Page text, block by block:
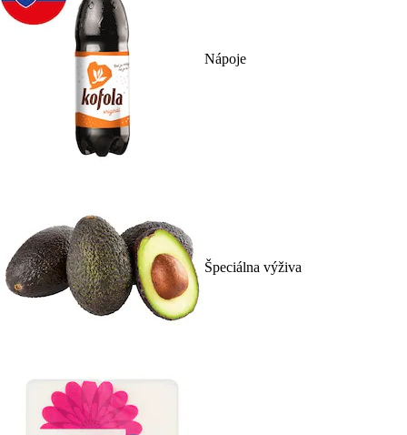
Nápoje
Špeciálna výživa